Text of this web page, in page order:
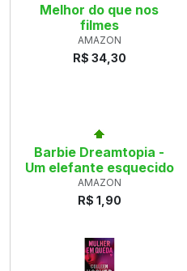
Melhor do que nos
filmes
AMAZON
R$ 34,30
Barbie Dreamtopia -
Um elefante esquecido
AMAZON
R$ 1,90